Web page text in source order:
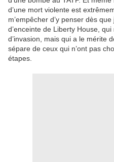
d’une mort violente est
m’empêcher d’y penser dès
d’enceinte de Liberty House,
d’invasion, mais qui a le mérite
sépare de ceux qui n’ont pas
étapes.